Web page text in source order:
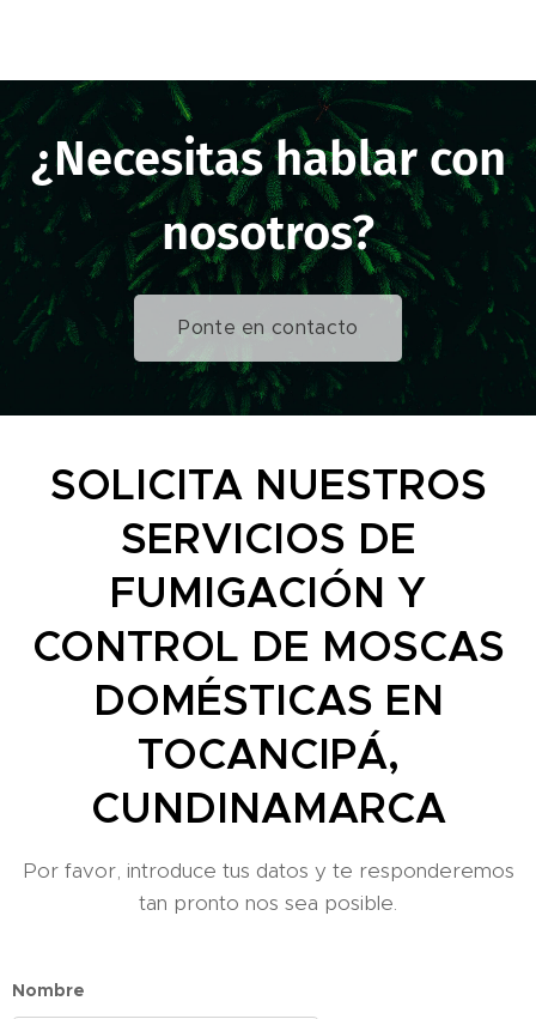
¿Necesitas hablar con
nosotros?
Ponte en contacto
SOLICITA NUESTROS
SERVICIOS DE
FUMIGACIÓN Y
CONTROL DE MOSCAS
DOMÉSTICAS EN
TOCANCIPÁ,
CUNDINAMARCA
Por favor, introduce tus datos y te responderemos
tan pronto nos sea posible.
Nombre